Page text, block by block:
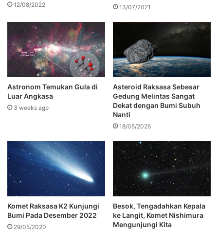
12/08/2022 13/07/2021
Astronom Temukan Gula di
Luar Angkasa
3 weeks ago
Asteroid Raksasa Sebesar
Gedung Melintas Sangat
Dekat dengan Bumi Subuh
Nanti
18/05/2026
Komet Raksasa K2 Kunjungi
Bumi Pada Desember 2022
29/05/2020
Besok, Tengadahkan Kepala
ke Langit, Komet Nishimura
Mengunjungi Kita